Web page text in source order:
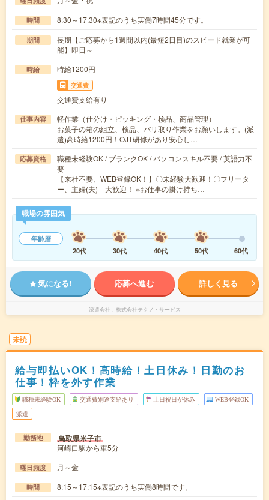
時間 8:30～17:30※表記のうち実働7時間45分です。
期間
長期【ご応募から1週間以内(最短2日目)のスピード就業が可
能】即日～
時給 時給1200円
交通費
交通費支給有り
仕事内容
軽作業（仕分け・ピッキング・検品、商品管理）
お菓子の箱の組立、検品、バリ取り作業をお願いします。(派
遣)高時給1200円！OJT研修があり安心し…
応募資格
職種未経験OK / ブランクOK / パソコンスキル不要 / 英語力不
要
【来社不要、WEB登録OK！】〇未経験大歓迎！〇フリータ
ー、主婦(夫) 大歓迎！ ※お仕事の掛け持ち…
職場の雰囲気
年齢層
20代
30代 40代 50代 60代
気になる! 応募へ進む 詳しく見る
派遣会社 株式会社テクノ・サービス
未読
給与即払いOK！高時給！土日休み！日勤のお
仕事！枠を外す作業
職種未経験OK 交通費別途支給あり 土日祝日が休み WEB登録OK
派遣
勤務地 鳥取県米子市
河崎口駅から車5分
曜日頻度 月～金
時間 8:15～17:15※表記のうち実働8時間です。